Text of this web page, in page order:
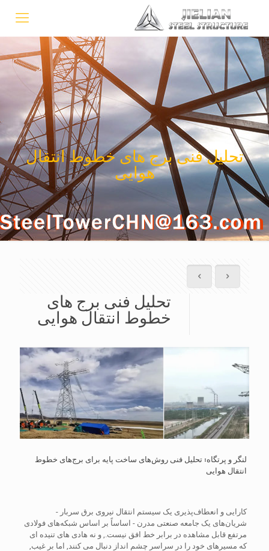
تحلیل فنی برج های خطوط انتقال
هوایی
تحلیل فنی برج های
خطوط انتقال هوایی
لنگر و پرتگاه: تحلیل فنی روش‌های ساخت پایه برای برج‌های خطوط
انتقال هوایی
کارایی و انعطاف‌پذیری یک سیستم انتقال نیروی برق سربار -
شریان‌های یک جامعه صنعتی مدرن - اساساً بر اساس شبکه‌های فولادی
مرتفع قابل مشاهده در برابر خط افق نیست., و نه هادی های تنیده ای
که مسیرهای خود را در سراسر چشم انداز دنبال می کنند, اما بر غیب,